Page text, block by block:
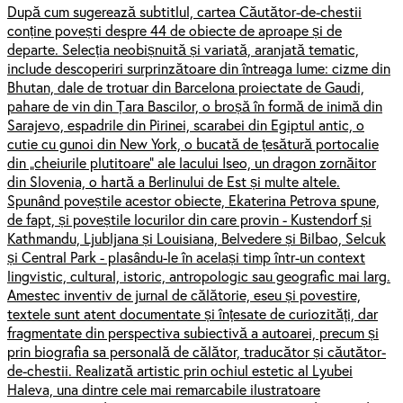
După cum sugerează subtitlul, cartea Căutător-de-chestii
conține povești despre 44 de obiecte de aproape și de
departe. Selecția neobișnuită și variată, aranjată tematic,
include descoperiri surprinzătoare din întreaga lume: cizme din
Bhutan, dale de trotuar din Barcelona proiectate de Gaudi,
pahare de vin din Țara Bascilor, o broșă în formă de inimă din
Sarajevo, espadrile din Pirinei, scarabei din Egiptul antic, o
cutie cu gunoi din New York, o bucată de țesătură portocalie
din „cheiurile plutitoare” ale lacului Iseo, un dragon zornăitor
din Slovenia, o hartă a Berlinului de Est și multe altele.
Spunând poveștile acestor obiecte, Ekaterina Petrova spune,
de fapt, și poveștile locurilor din care provin - Kustendorf și
Kathmandu, Ljubljana și Louisiana, Belvedere și Bilbao, Selcuk
și Central Park - plasându-le în același timp într-un context
lingvistic, cultural, istoric, antropologic sau geografic mai larg.
Amestec inventiv de jurnal de călătorie, eseu și povestire,
textele sunt atent documentate și înțesate de curiozități, dar
fragmentate din perspectiva subiectivă a autoarei, precum și
prin biografia sa personală de călător, traducător și căutător-
de-chestii. Realizată artistic prin ochiul estetic al Lyubei
Haleva, una dintre cele mai remarcabile ilustratoare